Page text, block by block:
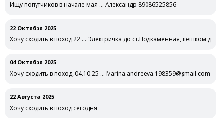
Ищу попутчиков в начале мая … Александр 89086525856
22 Октября 2025
Хочу сходить в поход 22 … Электричка до ст.Подкаменная, пешком до
04 Октября 2025
Хочу сходить в поход, 04.10.25 … Marina.andreeva.198359@gmail.com
22 Августа 2025
Хочу сходить в поход сегодня